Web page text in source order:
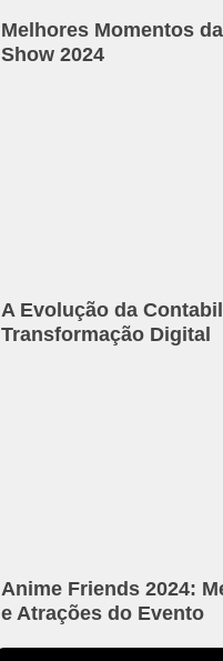
Melhores Momentos
Show 2024
A Evolução da
Transformação Digital
Anime Friends 2024:
e Atrações do Evento